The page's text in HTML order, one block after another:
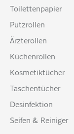
4000735343331
Toilettenpapier
Putzrollen
Ärzterollen
Küchenrollen
Kosmetiktücher
Taschentücher
Desinfektion
Seifen & Reiniger